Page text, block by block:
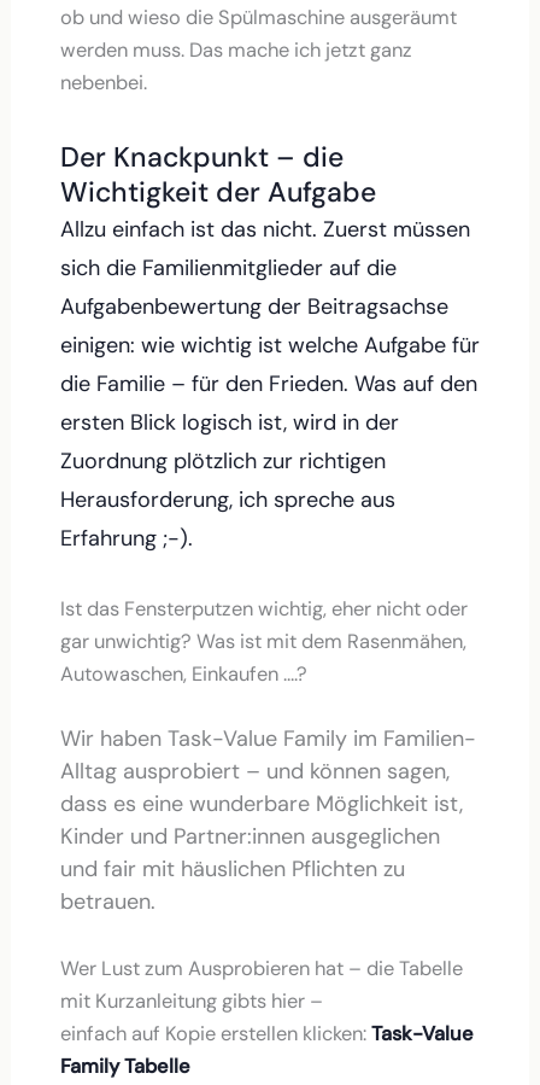
ob und wieso die Spülmaschine ausgeräumt
werden muss. Das mache ich jetzt ganz
nebenbei.
Der Knackpunkt – die
Wichtigkeit der Aufgabe
Allzu einfach ist das nicht. Zuerst müssen
sich die Familienmitglieder auf die
Aufgabenbewertung der Beitragsachse
einigen: wie wichtig ist welche Aufgabe für
die Familie – für den Frieden. Was auf den
ersten Blick logisch ist, wird in der
Zuordnung plötzlich zur richtigen
Herausforderung, ich spreche aus
Erfahrung ;-).
Ist das Fensterputzen wichtig, eher nicht oder
gar unwichtig? Was ist mit dem Rasenmähen,
Autowaschen, Einkaufen ….?
Wir haben Task-Value Family im Familien-
Alltag ausprobiert – und können sagen,
dass es eine wunderbare Möglichkeit ist,
Kinder und Partner:innen ausgeglichen
und fair mit häuslichen Pflichten zu
betrauen.
Wer Lust zum Ausprobieren hat – die Tabelle
mit Kurzanleitung gibts hier –
einfach auf Kopie erstellen klicken:Task-Value
Family Tabelle